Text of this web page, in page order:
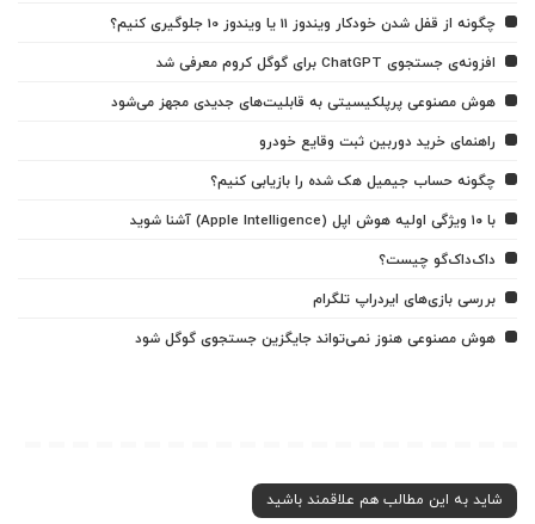
چگونه از قفل شدن خودکار ویندوز 11 یا ویندوز 10 جلوگیری کنیم؟
افزونه‌ی جستجوی ChatGPT برای گوگل کروم معرفی شد
هوش مصنوعی پرپلکیسیتی به قابلیت‌های جدیدی مجهز می‌شود
راهنمای خرید دوربین ثبت وقایع خودرو
چگونه حساب جیمیل هک شده را بازیابی کنیم؟
با ۱۰ ویژگی اولیه هوش اپل (Apple Intelligence) آشنا شوید
داک‌داک‌گو چیست؟
بررسی بازی‌های ایردراپ تلگرام
هوش مصنوعی هنوز نمی‌تواند جایگزین جستجوی گوگل شود
شاید به این مطالب هم علاقمند باشید